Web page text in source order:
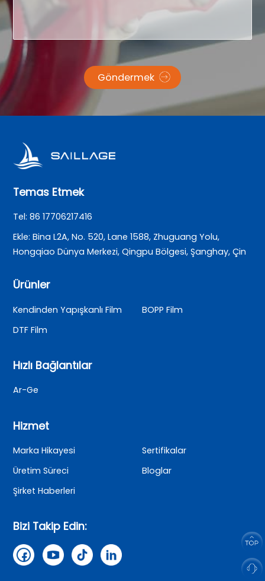
Göndermek
Temas Etmek
Tel: 86 17706217416
Ekle: Bina L2A, No. 520, Lane 1588, Zhuguang Yolu,
Hongqiao Dünya Merkezi, Qingpu Bölgesi, Şanghay, Çin
Ürünler
Kendinden Yapışkanlı Film
BOPP Film
DTF Film
Hızlı Bağlantılar
Ar-Ge
Hizmet
Marka Hikayesi
Sertifikalar
Üretim Süreci
Bloglar
Şirket Haberleri
Bizi Takip Edin: